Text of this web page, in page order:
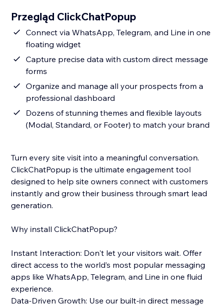
Przegląd ClickChatPopup
Connect via WhatsApp, Telegram, and Line in one
floating widget
Capture precise data with custom direct message
forms
Organize and manage all your prospects from a
professional dashboard
Dozens of stunning themes and flexible layouts
(Modal, Standard, or Footer) to match your brand
Turn every site visit into a meaningful conversation.
ClickChatPopup is the ultimate engagement tool
designed to help site owners connect with customers
instantly and grow their business through smart lead
generation.
Why install ClickChatPopup?
Instant Interaction: Don't let your visitors wait. Offer
direct access to the world’s most popular messaging
apps like WhatsApp, Telegram, and Line in one fluid
experience.
Data-Driven Growth: Use our built-in direct message